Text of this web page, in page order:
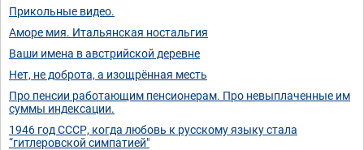
Прикольные видео.
Аморе мия. Итальянская ностальгия
Ваши имена в австрийской деревне
Нет, не доброта, а изощрённая месть
Про пенсии работающим пенсионерам. Про невыплаченные им
суммы индексации.
1946 год СССР, когда любовь к русскому языку стала
“гитлеровской симпатией"